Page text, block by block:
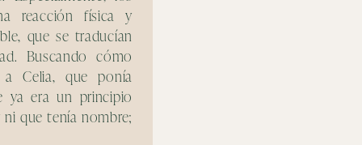
reacción física y
que se traducían
Buscando cómo
a Celia, que ponía
ya era un principio
que tenía nombre;